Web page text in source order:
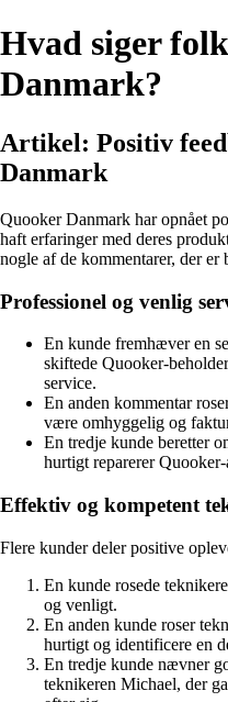
Hvad siger
Danmark?
Artikel: Positiv
Danmark
Quooker Danmark har opnået
haft erfaringer med deres
nogle af de kommentarer, der er
Professionel og venlig
En kunde fremhæver en
skiftede Quooker-
service.
En anden kommentar
være omhyggelig og
En tredje kunde beretter
hurtigt reparerer Quooker-
Effektiv og kompetent
Flere kunder deler positive
En kunde rosede
og venligt.
En anden kunde roser
hurtigt og identificere en
En tredje kunde nævner
teknikeren Michael, der